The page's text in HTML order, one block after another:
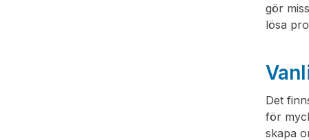
gör
lösa
Det
för
skapa